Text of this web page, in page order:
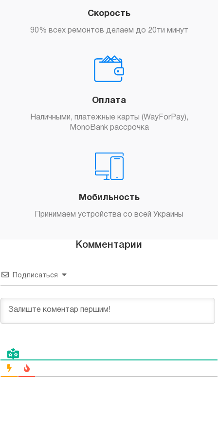
Скорость
90% всех ремонтов делаем до 20ти минут
Оплата
Наличными, платежные карты (WayForPay),
MonoBank рассрочка
Мобильность
Принимаем устройства со всей Украины
Комментарии
Подписаться